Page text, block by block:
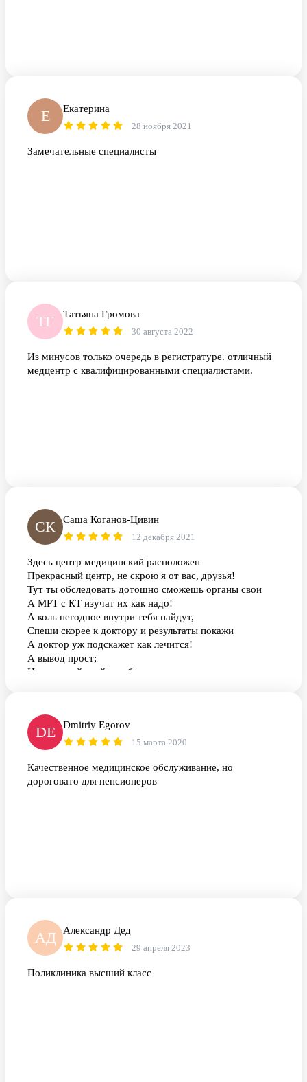
Е Екатерина
28 ноября 2021
Замечательные специалисты
ТГ Татьяна Громова
30 августа 2022
Из минусов только очередь в регистратуре. отличный
медцентр с квалифицированными специалистами.
СК Саша Коганов-Цивин
12 декабря 2021
Здесь центр медицинский расположен
Прекрасный центр, не скрою я от вас, друзья!
Тут ты обследовать дотошно сможешь органы свои
А МРТ с КТ изучат их как надо!
А коль негодное внутри тебя найдут,
Спеши скорее к доктору и результаты покажи
А доктор уж подскажет как лечится!
А вывод прост;
Не запускай, мой руг, болезнь
DE Dmitriy Egorov
15 марта 2020
Качественное медицинское обслуживание, но
дороговато для пенсионеров
АД Александр Дед
29 апреля 2023
Поликлиника высший класс